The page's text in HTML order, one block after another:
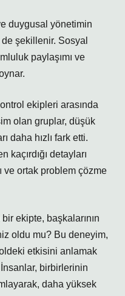
duygusal yönetimin
şekillenir. Sosyal
paylaşımı ve
ekipleri arasında
olan gruplar, düşük
daha hızlı fark etti.
detayları
ve ortak problem çözme
ekipte, başkalarının
oldu mu? Bu deneyim,
etkisini anlamak
birbirlerinin
daha yüksek